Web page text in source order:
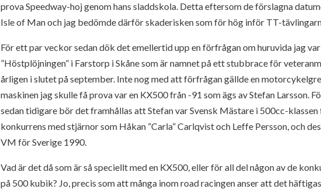
prova Speedway-hoj genom hans sladdskola. Detta eftersom de förslagna
Isle of Man och jag bedömde därför skaderisken som för hög inför TT-
För ett par veckor sedan dök det emellertid upp en förfrågan om huruvida jag
”Höstplöjningen” i Farstorp i Skåne som är namnet på ett stubbrace för
årligen i slutet på september. Inte nog med att förfrågan gällde en
maskinen jag skulle få prova var en KX500 från -91 som ägs av Stefan Larsson.
sedan tidigare bör det framhållas att Stefan var Svensk Mästare i 500cc-
konkurrens med stjärnor som Håkan ”Carla” Carlqvist och Leffe Persson, och
VM för Sverige 1990.
Vad är det då som är så speciellt med en KX500, eller för all del någon av de
på 500 kubik? Jo, precis som att många inom road racingen anser att det